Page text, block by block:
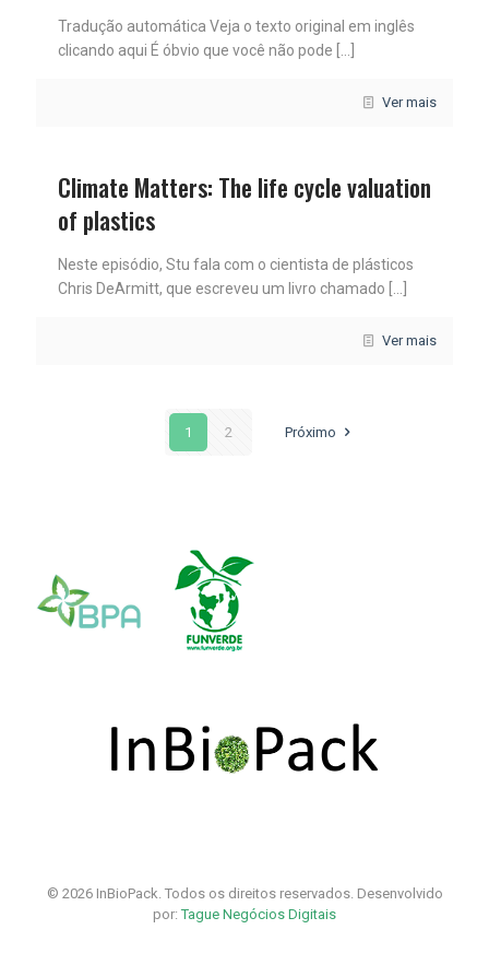
Tradução automática Veja o texto original em inglês
clicando aqui É óbvio que você não pode
Ver mais
Climate Matters: The life cycle valuation
of plastics
Neste episódio, Stu fala com o cientista de plásticos
Chris DeArmitt, que escreveu um livro chamado
Ver mais
1 2 Próximo
© 2026 InBioPack. Todos os direitos reservados. Desenvolvido
por:Tague Negócios Digitais